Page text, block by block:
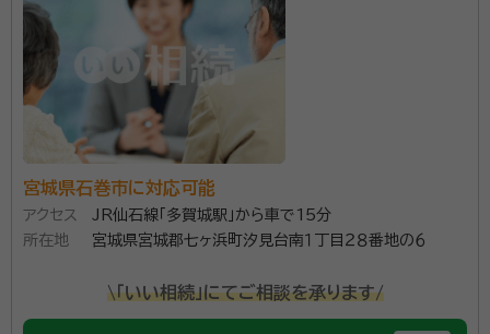
宮城県石巻市に対応可能
アクセス
JR仙石線「多賀城駅」から車で15分
所在地
宮城県宮城郡七ヶ浜町汐見台南１丁目２８番地の６
\「いい相続」にてご相談を承ります/